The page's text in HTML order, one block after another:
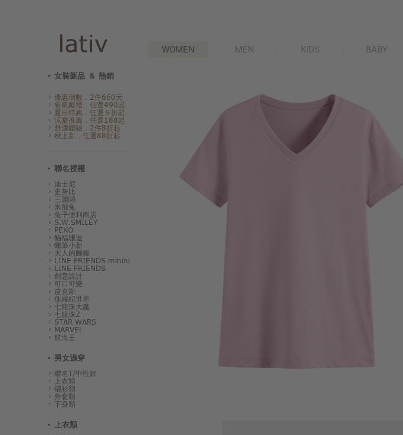
WOMEN MEN KIDS BABY
女裝新品 ＆ 熱銷
優惠倒數．2件660元
爸氣獻禮．任選490起
夏日特惠．任選５折起
涼夏推薦．任選188起
舒適體驗．2件8折起
秋上新．任選88折起
聯名授權
迪士尼
史努比
三麗鷗
米飛兔
兔子便利商店
S.W.SMILEY
PEKO
貓福珊迪
蠟筆小新
大人的圖鑑
LINE FRIENDS minini
LINE FRIENDS
創意設計
可口可樂
皮克斯
侏羅紀世界
七龍珠大魔
七龍珠Z
STAR WARS
MARVEL
航海王
男女適穿
聯名T/中性款
上衣類
襯衫類
外套類
下身類
上衣類